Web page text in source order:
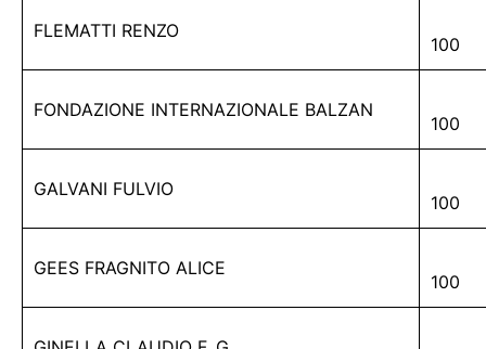
FLEMATTI RENZO
100
FONDAZIONE INTERNAZIONALE BALZAN
100
GALVANI FULVIO
100
GEES FRAGNITO ALICE
100